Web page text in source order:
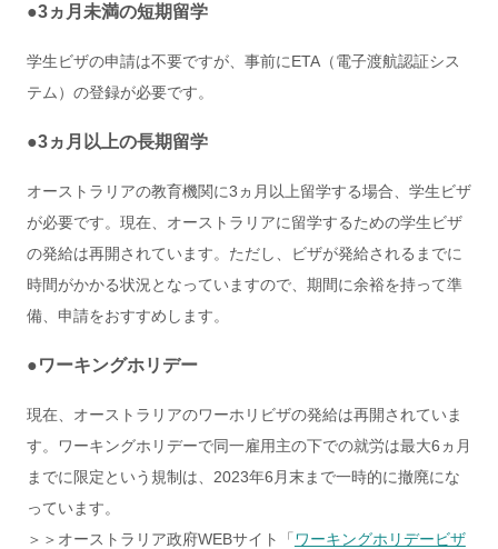
●3ヵ月未満の短期留学
学生ビザの申請は不要ですが、事前にETA（電子渡航認証シス
テム）の登録が必要です。
●3ヵ月以上の長期留学
オーストラリアの教育機関に3ヵ月以上留学する場合、学生ビザ
が必要です。現在、オーストラリアに留学するための学生ビザ
の発給は再開されています。ただし、ビザが発給されるまでに
時間がかかる状況となっていますので、期間に余裕を持って準
備、申請をおすすめします。
●ワーキングホリデー
現在、オーストラリアのワーホリビザの発給は再開されていま
す。ワーキングホリデーで同一雇用主の下での就労は最大6ヵ月
までに限定という規制は、2023年6月末まで一時的に撤廃にな
っています。
＞＞オーストラリア政府WEBサイト「 ワーキングホリデービザ